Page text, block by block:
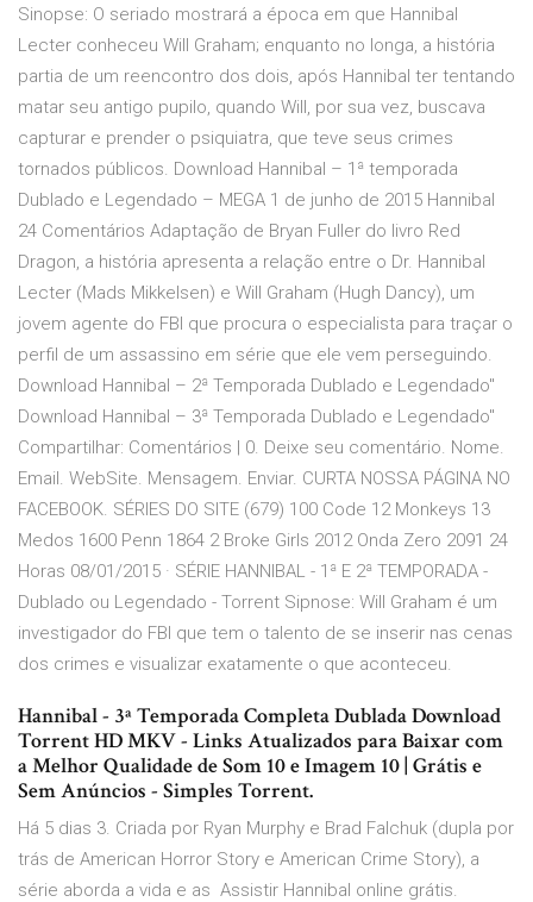
Sinopse: O seriado mostrará a época em que Hannibal
Lecter conheceu Will Graham; enquanto no longa, a história
partia de um reencontro dos dois, após Hannibal ter tentando
matar seu antigo pupilo, quando Will, por sua vez, buscava
capturar e prender o psiquiatra, que teve seus crimes
tornados públicos. Download Hannibal – 1ª temporada
Dublado e Legendado – MEGA 1 de junho de 2015 Hannibal
24 Comentários Adaptação de Bryan Fuller do livro Red
Dragon, a história apresenta a relação entre o Dr. Hannibal
Lecter (Mads Mikkelsen) e Will Graham (Hugh Dancy), um
jovem agente do FBI que procura o especialista para traçar o
perfil de um assassino em série que ele vem perseguindo.
Download Hannibal – 2ª Temporada Dublado e Legendado"
Download Hannibal – 3ª Temporada Dublado e Legendado"
Compartilhar: Comentários | 0. Deixe seu comentário. Nome.
Email. WebSite. Mensagem. Enviar. CURTA NOSSA PÁGINA NO
FACEBOOK. SÉRIES DO SITE (679) 100 Code 12 Monkeys 13
Medos 1600 Penn 1864 2 Broke Girls 2012 Onda Zero 2091 24
Horas 08/01/2015 · SÉRIE HANNIBAL - 1ª E 2ª TEMPORADA -
Dublado ou Legendado - Torrent Sipnose: Will Graham é um
investigador do FBI que tem o talento de se inserir nas cenas
dos crimes e visualizar exatamente o que aconteceu.
Hannibal - 3ª Temporada Completa Dublada Download
Torrent HD MKV - Links Atualizados para Baixar com
a Melhor Qualidade de Som 10 e Imagem 10 | Grátis e
Sem Anúncios - Simples Torrent.
Há 5 dias 3. Criada por Ryan Murphy e Brad Falchuk (dupla por
trás de American Horror Story e American Crime Story), a
série aborda a vida e as Assistir Hannibal online grátis.